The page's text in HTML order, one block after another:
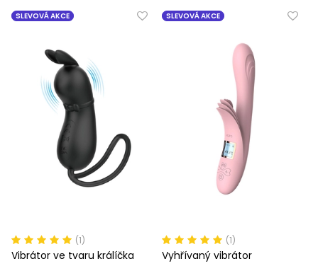
SLEVOVÁ AKCE
(1)
Vibrátor ve tvaru králíčka
SLEVOVÁ AKCE
(1)
Vyhřívaný vibrátor